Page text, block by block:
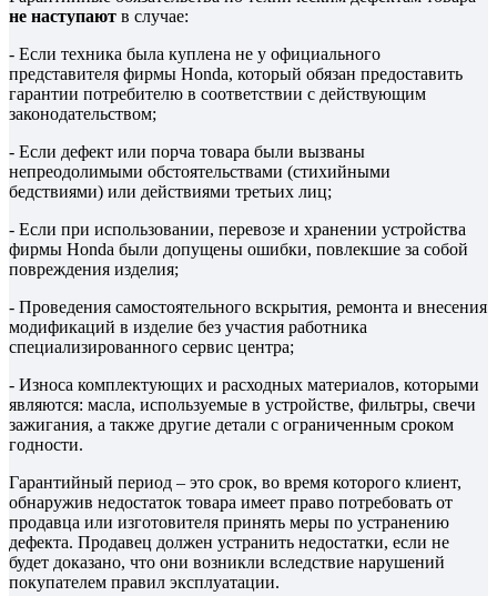
не наступают в случае:
- Если техника была куплена не у официального
представителя фирмы Honda, который обязан предоставить
гарантии потребителю в соответствии с действующим
законодательством;
- Если дефект или порча товара были вызваны
непреодолимыми обстоятельствами (стихийными
бедствиями) или действиями третьих лиц;
- Если при использовании, перевозе и хранении устройства
фирмы Honda были допущены ошибки, повлекшие за собой
повреждения изделия;
- Проведения самостоятельного вскрытия, ремонта и внесения
модификаций в изделие без участия работника
специализированного сервис центра;
- Износа комплектующих и расходных материалов, которыми
являются: масла, используемые в устройстве, фильтры, свечи
зажигания, а также другие детали с ограниченным сроком
годности.
Гарантийный период – это срок, во время которого клиент,
обнаружив недостаток товара имеет право потребовать от
продавца или изготовителя принять меры по устранению
дефекта. Продавец должен устранить недостатки, если не
будет доказано, что они возникли вследствие нарушений
покупателем правил эксплуатации.